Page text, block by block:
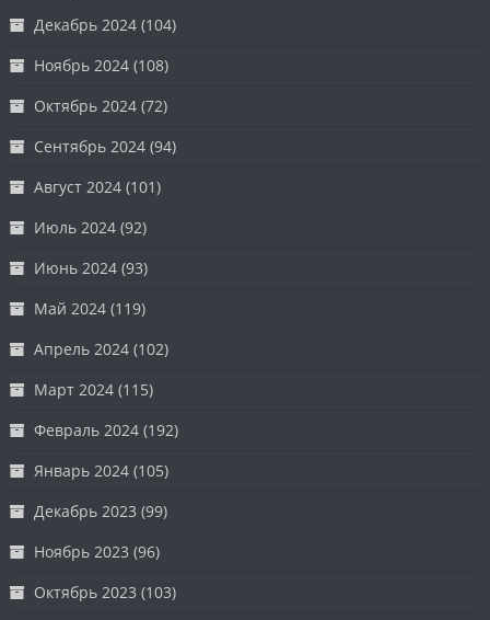
Декабрь 2024 (104)
Ноябрь 2024 (108)
Октябрь 2024 (72)
Сентябрь 2024 (94)
Август 2024 (101)
Июль 2024 (92)
Июнь 2024 (93)
Май 2024 (119)
Апрель 2024 (102)
Март 2024 (115)
Февраль 2024 (192)
Январь 2024 (105)
Декабрь 2023 (99)
Ноябрь 2023 (96)
Октябрь 2023 (103)